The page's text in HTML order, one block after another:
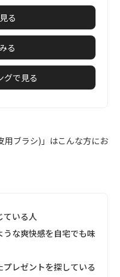
る
る
グで見る
用ブラシ)」はこんな方にお
ている人
な爽快感を自宅でも味
レゼントを探している